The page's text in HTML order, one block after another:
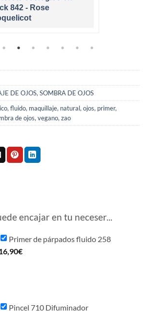
842 - Rose
DE OJOS, SOMBRA DE OJOS
, fluido, maquillaje, natural, ojos, primer,
de ojos, vegano, zao
encajar en tu neceser...
Primer de párpados fluido 258
€
Pincel 710 Difuminador